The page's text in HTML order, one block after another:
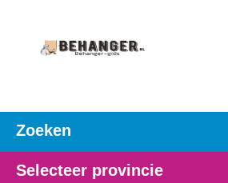
Zoeken
Selecteer provincie